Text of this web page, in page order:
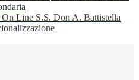
Line S.S. Don A. Battistella